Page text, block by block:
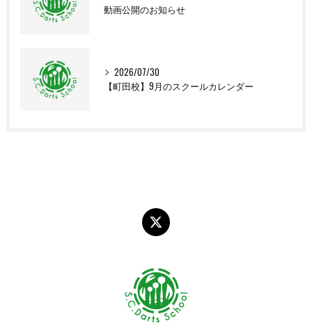
動画公開のお知らせ
2026/07/30
【町田校】9月のスクールカレンダー